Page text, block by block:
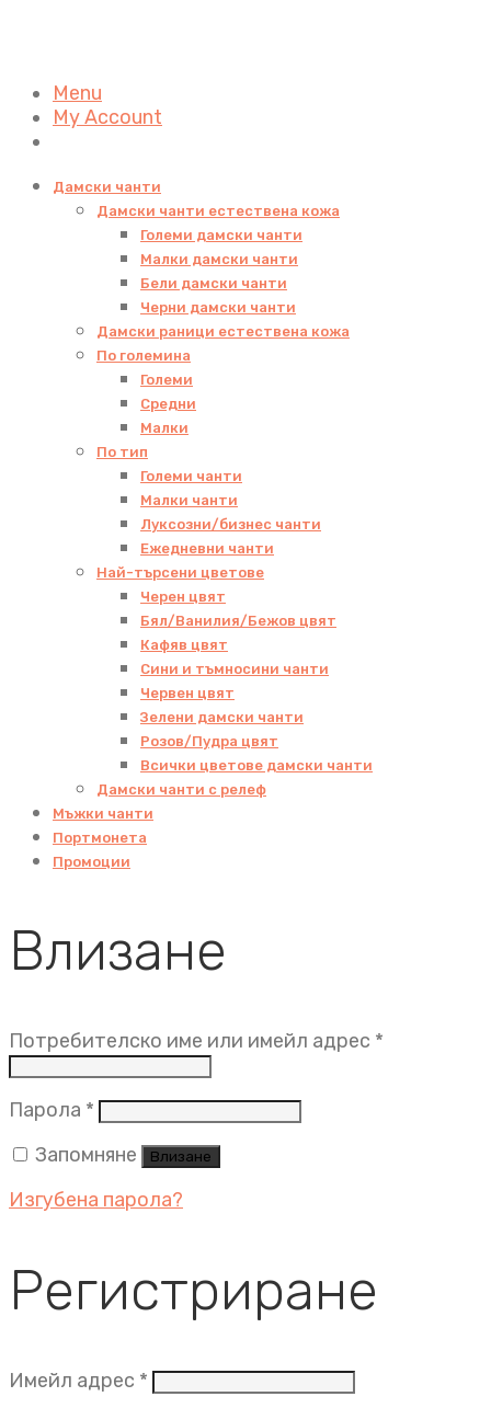
Menu
My Account
Дамски чанти
Дамски чанти естествена кожа
Големи дамски чанти
Малки дамски чанти
Бели дамски чанти
Черни дамски чанти
Дамски раници естествена кожа
По големина
Големи
Средни
Малки
По тип
Големи чанти
Малки чанти
Луксозни/бизнес чанти
Ежедневни чанти
Най-търсени цветове
Черен цвят
Бял/Ванилия/Бежов цвят
Кафяв цвят
Сини и тъмносини чанти
Червен цвят
Зелени дамски чанти
Розов/Пудра цвят
Всички цветове дамски чанти
Дамски чанти с релеф
Мъжки чанти
Портмонета
Промоции
Влизане
Потребителско име или имейл адрес *
Парола * Задължително
Запомняне
Влизане
Изгубена парола?
Регистриране
Имейл адрес * Задължително